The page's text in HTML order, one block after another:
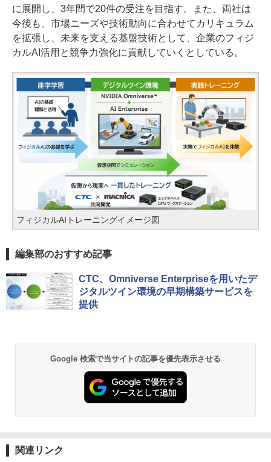
に展開し、3年間で20件の受注を目指す。また、両社は
今後も、市場ニーズや技術動向に合わせてカリキュラム
を拡張し、未来を支える基盤技術として、企業のフィジ
カルAI活用と競争力強化に貢献していくとしている。
フィジカルAIトレーニングイメージ図
編集部のおすすめ記事
CTC、Omniverse Enterpriseを用いたデ
ジタルツイン環境の早期構築サービスを
提供
Google 検索で当サイトの記事を優先表示させる
関連リンク